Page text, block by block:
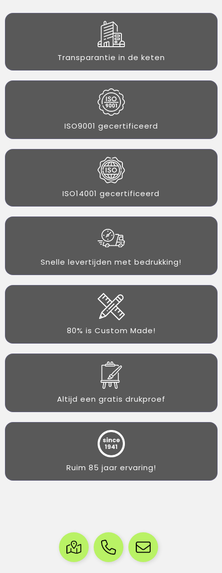
Transparantie in de keten
ISO9001 gecertificeerd
ISO14001 gecertificeerd
Snelle levertijden met bedrukking!
80% is Custom Made!
Altijd een gratis drukproef
Ruim 85 jaar ervaring!